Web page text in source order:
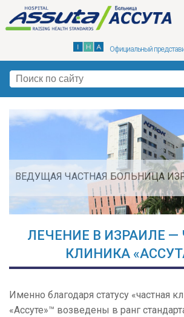
Официальный
поиск
ВЕДУЩАЯ ЧАСТНАЯ БОЛЬНИЦА
ЛЕЧЕНИЕ В ИЗРАИЛЕ —
КЛИНИКА
Именно благодаря статусу «частная
«Ассуте»™ возведены в ранг